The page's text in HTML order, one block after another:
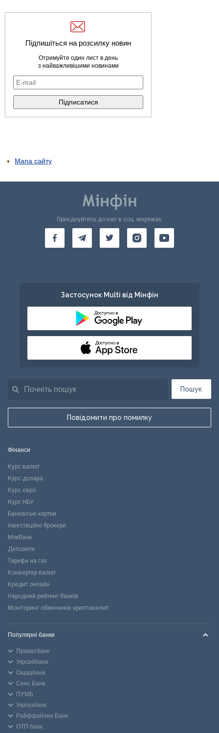
Підпишіться на розсилку новин
Отримуйте один лист в день
з найважливішими новинами
Мапа сайту
Пошук
Повідомити про помилку
Приєднуйтесь до нас в соц. мережах:
Застосунок Multi від Мінфін
Доступно в
Доступно в
Фінанси
Курс валют
Курс долара
Курс євро
Курс НБУ
Банківські картки
Інвестиційні брокери
Міжбанк
Депозити
Тарифи на газ
Конвертер валют
Кредит онлайн
Народний рейтинг банків
Моніторинг обмінників криптовалют
Популярні банки
Приватбанк
Укрсиббанк
Ощадбанк
Сенс Банк
ПУМБ
Укргазбанк
Райффайзен Банк
ОТП банк